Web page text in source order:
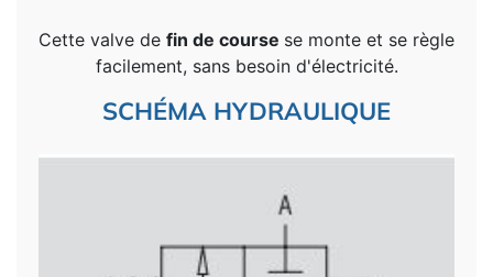
Cette valve de fin de course se monte et se règle
facilement, sans besoin d'électricité.
SCHÉMA HYDRAULIQUE